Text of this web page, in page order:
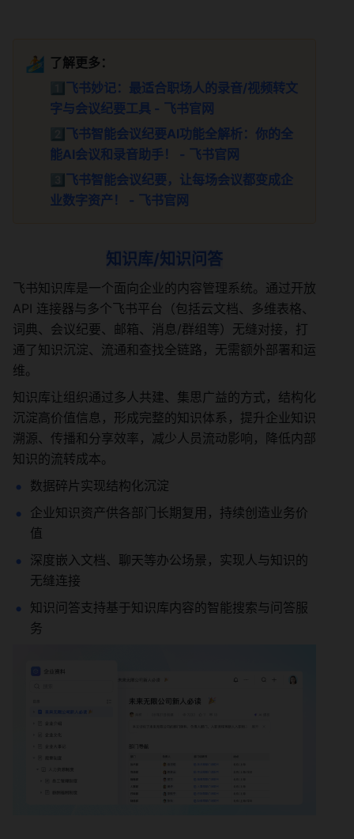
🏄 了解更多：
飞书妙记：最适合职场人的录音/视频转文
字与会议纪要工具 - 飞书官网
飞书智能会议纪要AI功能全解析：你的全
能AI会议和录音助手！ - 飞书官网
飞书智能会议纪要，让每场会议都变成企
业数字资产！ - 飞书官网
知识库/知识问答
飞书知识库是一个面向企业的内容管理系统。通过开放
API 连接器与多个飞书平台（包括云文档、多维表格、
词典、会议纪要、邮箱、消息/群组等）无缝对接，打
通了知识沉淀、流通和查找全链路，无需额外部署和运
维。
知识库让组织通过多人共建、集思广益的方式，结构化
沉淀高价值信息，形成完整的知识体系，提升企业知识
溯源、传播和分享效率，减少人员流动影响，降低内部
知识的流转成本。
数据碎片实现结构化沉淀
企业知识资产供各部门长期复用，持续创造业务价
值
深度嵌入文档、聊天等办公场景，实现人与知识的
无缝连接
知识问答支持基于知识库内容的智能搜索与问答服
务